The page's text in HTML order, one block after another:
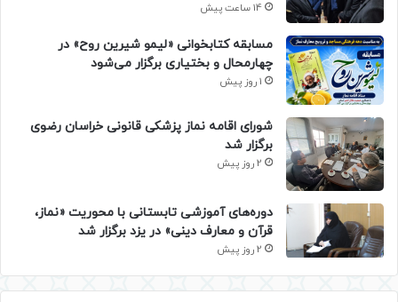
14 ساعت پیش
مسابقه کتابخوانی «لیمو شیرین روح» در
چهارمحال و بختیاری برگزار می‌شود
1 روز پیش
شورای اقامه نماز پزشکی قانونی خراسان رضوی
برگزار شد
2 روز پیش
دوره‌های آموزشی تابستانی با محوریت «نماز،
قرآن و معارف دینی» در یزد برگزار شد
2 روز پیش